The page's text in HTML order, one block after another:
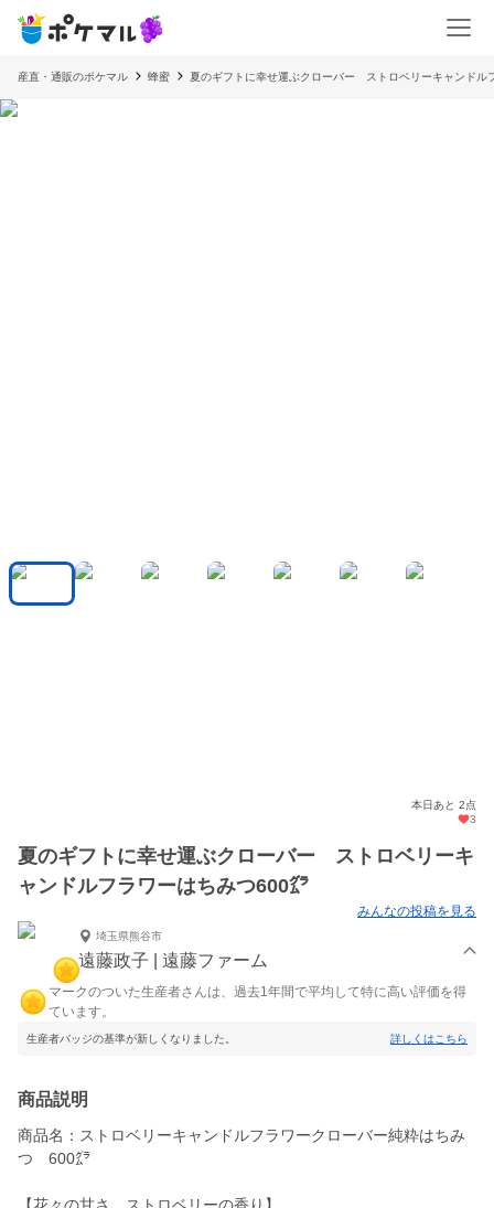
産直・通販のポケマル 蜂蜜 夏のギフトに幸せ運ぶクローバー ストロベリーキャンドル
本日あと 2点
3
夏のギフトに幸せ運ぶクローバー ストロベリーキ
ャンドルフラワーはちみつ600㌘
みんなの投稿を見る
埼玉県熊谷市
遠藤政子 | 遠藤ファーム
マークのついた生産者さんは、過去1年間で平均して特に高い評価を得
ています。
生産者バッジの基準が新しくなりました。 詳しくはこちら
商品説明
商品名：ストロベリーキャンドルフラワークローバー純粋はちみ
つ 600㌘